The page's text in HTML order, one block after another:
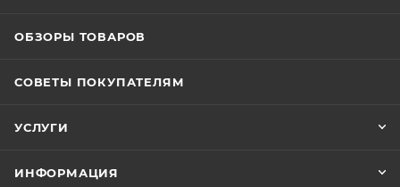
ОБЗОРЫ ТОВАРОВ
СОВЕТЫ ПОКУПАТЕЛЯМ
УСЛУГИ
ИНФОРМАЦИЯ